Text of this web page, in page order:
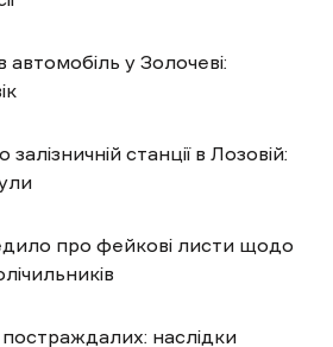
автомобіль у Золочеві:
станції в Лозовій:
про фейкові листи щодо
постраждалих: наслідки